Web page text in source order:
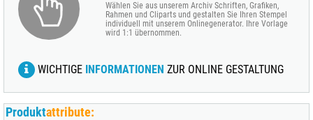
Wählen Sie aus unserem Archiv Schriften, Grafiken,
Rahmen und Cliparts und gestalten Sie Ihren Stempel
individuell mit unserem Onlinegenerator. Ihre Vorlage
wird 1:1 übernommen.
WICHTIGE INFORMATIONEN ZUR ONLINE GESTALTUNG
Produktattribute: